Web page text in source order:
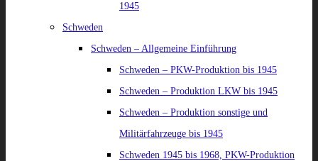
1945
Schweden
Schweden – Allgemeine Einführung
Schweden – PKW-Produktion bis 1945
Schweden – Produktion LKW bis 1945
Schweden – Produktion sonstige und
Militärfahrzeuge bis 1945
Schweden 1945 bis 1968, PKW-Produktion